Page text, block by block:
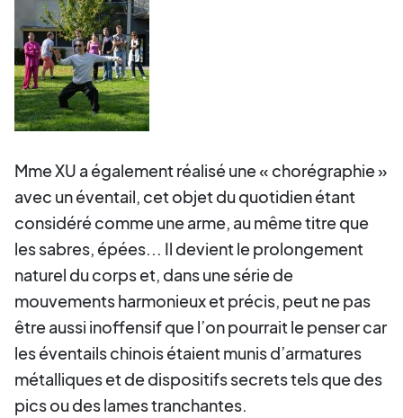
Mme XU a également réalisé une « chorégraphie »
avec un éventail, cet objet du quotidien étant
considéré comme une arme, au même titre que
les sabres, épées... Il devient le prolongement
naturel du corps et, dans une série de
mouvements harmonieux et précis, peut ne pas
être aussi inoffensif que l’on pourrait le penser car
les éventails chinois étaient munis d’armatures
métalliques et de dispositifs secrets tels que des
pics ou des lames tranchantes.